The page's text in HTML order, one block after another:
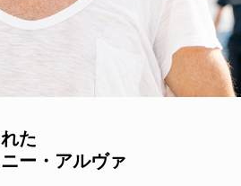
た
ー・アルヴァ